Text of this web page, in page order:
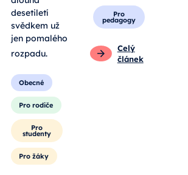
desetiletí
svědkem už
jen pomalého
rozpadu.
Obecné
Pro rodiče
Pro
studenty
Pro žáky
Pro
pedagogy
Celý
článek